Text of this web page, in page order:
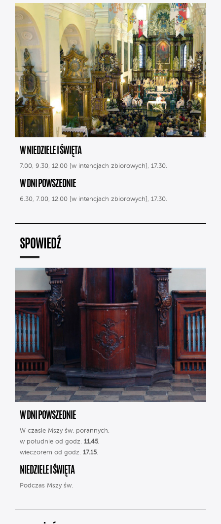
W NIEDZIELE I ŚWIĘTA
7.00, 9.30, 12.00 [w intencjach zbiorowych], 17.30.
W DNI POWSZEDNIE
6.30, 7.00, 12.00 [w intencjach zbiorowych], 17.30.
SPOWIEDŹ
W DNI POWSZEDNIE
W czasie Mszy św. porannych,
w południe od godz. 11.45
wieczorem od godz. 17.15
NIEDZIELE I ŚWIĘTA
Podczas Mszy św.